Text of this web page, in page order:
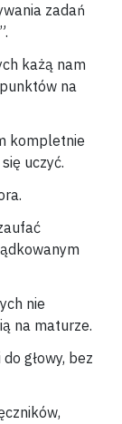
zadań
każą nam
na
kompletnie
uczyć.
nie
na maturze.
głowy, bez